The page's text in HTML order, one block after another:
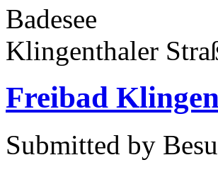
Badesee
Klingenthaler
Freibad
Submitted by